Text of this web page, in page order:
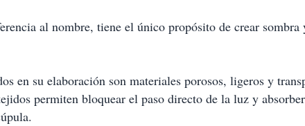
al nombre, tiene el único propósito de crear sombra
en su elaboración son materiales porosos, ligeros y
permiten bloquear el paso directo de la luz y